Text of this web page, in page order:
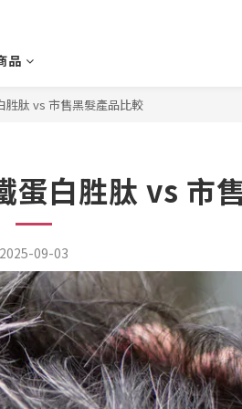
品
肽 vs 市售黑髮產品比較
蛋白胜肽 vs 市
2025-09-03